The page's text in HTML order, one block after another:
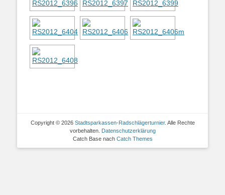
Copyright © 2026 Stadtsparkassen-Radschlägerturnier. Alle Rechte
vorbehalten. Datenschutzerklärung
Catch Base nach Catch Themes